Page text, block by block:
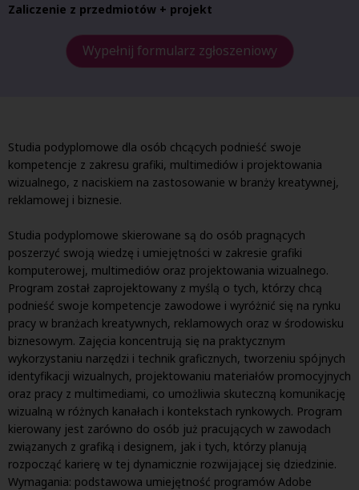
Zaliczenie z przedmiotów + projekt
Wypełnij formularz zgłoszeniowy
Studia podyplomowe dla osób chcących podnieść swoje
kompetencje z zakresu grafiki, multimediów i projektowania
wizualnego, z naciskiem na zastosowanie w branży kreatywnej,
reklamowej i biznesie.
Studia podyplomowe skierowane są do osób pragnących
poszerzyć swoją wiedzę i umiejętności w zakresie grafiki
komputerowej, multimediów oraz projektowania wizualnego.
Program został zaprojektowany z myślą o tych, którzy chcą
podnieść swoje kompetencje zawodowe i wyróżnić się na rynku
pracy w branżach kreatywnych, reklamowych oraz w środowisku
biznesowym. Zajęcia koncentrują się na praktycznym
wykorzystaniu narzędzi i technik graficznych, tworzeniu spójnych
identyfikacji wizualnych, projektowaniu materiałów promocyjnych
oraz pracy z multimediami, co umożliwia skuteczną komunikację
wizualną w różnych kanałach i kontekstach rynkowych. Program
kierowany jest zarówno do osób już pracujących w zawodach
związanych z grafiką i designem, jak i tych, którzy planują
rozpocząć karierę w tej dynamicznie rozwijającej się dziedzinie.
Wymagania: podstawowa umiejętność programów Adobe